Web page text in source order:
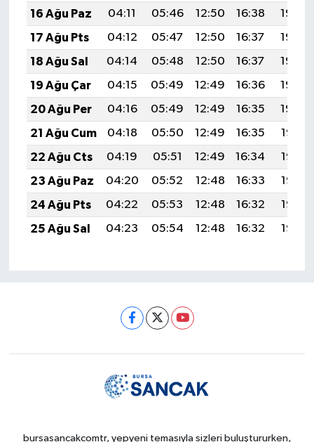
16 Ağu Paz
04:11 05:46 12:50 16:38
19:45
17 Ağu Pts
04:12 05:47 12:50 16:37
19:43
18 Ağu Sal
04:14 05:48 12:50 16:37
19:42
19 Ağu Çar
04:15 05:49 12:49 16:36
19:40
20 Ağu Per
04:16 05:49 12:49 16:35
19:39
21 Ağu Cum
04:18 05:50 12:49 16:35
19:37
22 Ağu Cts
04:19 05:51 12:49 16:34
19:36
23 Ağu Paz
04:20 05:52 12:48 16:33
19:35
24 Ağu Pts
04:22 05:53 12:48 16:32
19:33
25 Ağu Sal
04:23 05:54 12:48 16:32 19:32
bursasancakcomtr, yepyeni temasıyla sizleri buluştururken,